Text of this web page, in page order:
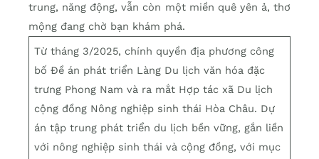
trung, năng động, vẫn còn một miền quê yên ả, thơ
mộng đang chờ bạn khám phá.
Từ tháng 3/2025, chính quyền địa phương công
bố Đề án phát triển Làng Du lịch văn hóa đặc
trưng Phong Nam và ra mắt Hợp tác xã Du lịch
cộng đồng Nông nghiệp sinh thái Hòa Châu. Dự
án tập trung phát triển du lịch bền vững, gắn liền
với nông nghiệp sinh thái và cộng đồng, với mục